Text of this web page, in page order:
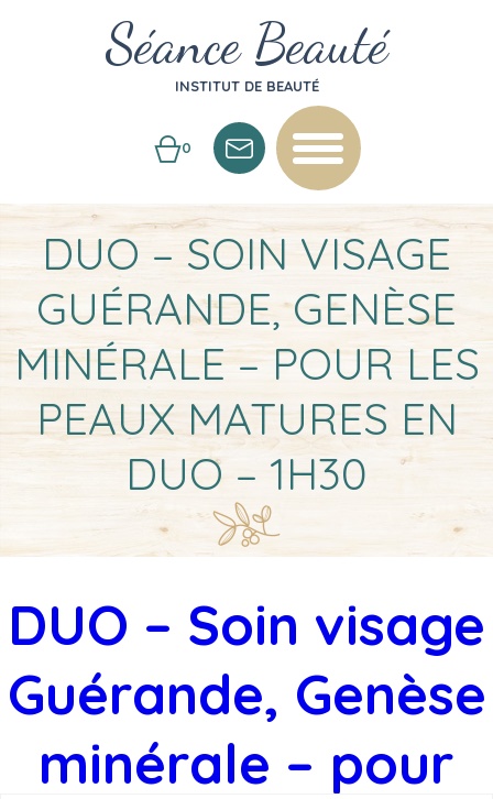
Séance Beauté
INSTITUT DE BEAUTÉ
0
DUO – SOIN VISAGE
GUÉRANDE, GENÈSE
MINÉRALE – POUR LES
PEAUX MATURES EN
DUO – 1H30
DUO – Soin visage
Guérande, Genèse
minérale – pour